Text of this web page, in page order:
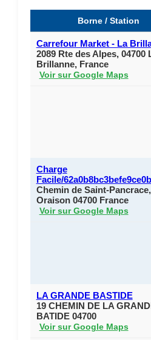
Borne / Station
Carrefour Market - La
2089 Rte des Alpes, 04700
Brillanne, France
Voir sur Google Maps
Charge
Facile/
Chemin de Saint-Pancrace,
Oraison 04700 France
Voir sur Google Maps
LA GRANDE BASTIDE
19 CHEMIN DE LA
BATIDE 04700
Voir sur Google Maps